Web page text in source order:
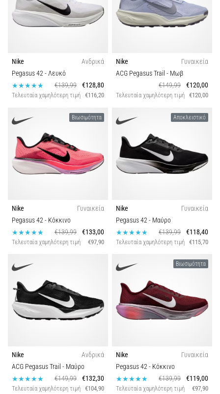
Nike
Ανδρικά
Pegasus 42- Λευκό
€139,99
€128,80
Τελευταία χαμηλότερη τιμή €116,20
Nike
Γυναικεία
ACG Pegasus Trail - Μωβ
€149,99
€120,00
Τελευταία χαμηλότερη τιμή €120,00
Βιωσιμότητα
Nike
Γυναικεία
Pegasus 42- Κόκκινο
€139,99
€133,00
Τελευταία χαμηλότερη τιμή €97,90
Αποκλειστικό
Nike
Γυναικεία
Pegasus 42- Μαύρο
€139,99
€118,40
Τελευταία χαμηλότερη τιμή €115,70
Nike
Ανδρικά
ACG Pegasus Trail - Μαύρο
€149,99
€132,30
Τελευταία χαμηλότερη τιμή €104,90
Βιωσιμότητα
Nike
Γυναικεία
Pegasus 42- Κόκκινο
€139,99
€119,00
Τελευταία χαμηλότερη τιμή €97,90